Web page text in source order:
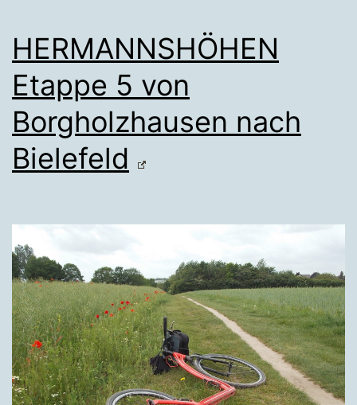
HERMANNSHÖHEN
Etappe 5 von
Borgholzhausen nach
Bielefeld